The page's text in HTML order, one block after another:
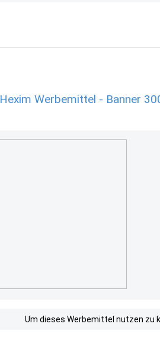
Hexim Werbemittel - Banner
Um dieses Werbemittel nutzen zu